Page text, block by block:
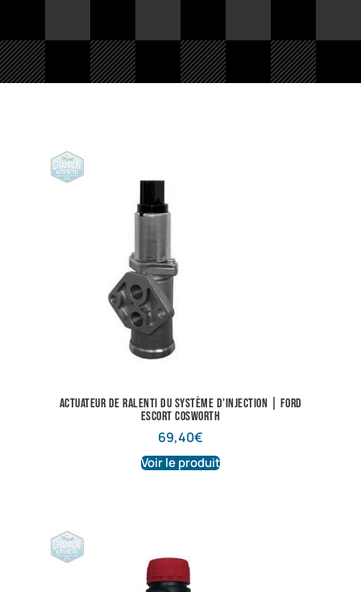
Actuateur de ralenti du système d’injection | Ford
Escort Cosworth
69,40€
Voir le produit